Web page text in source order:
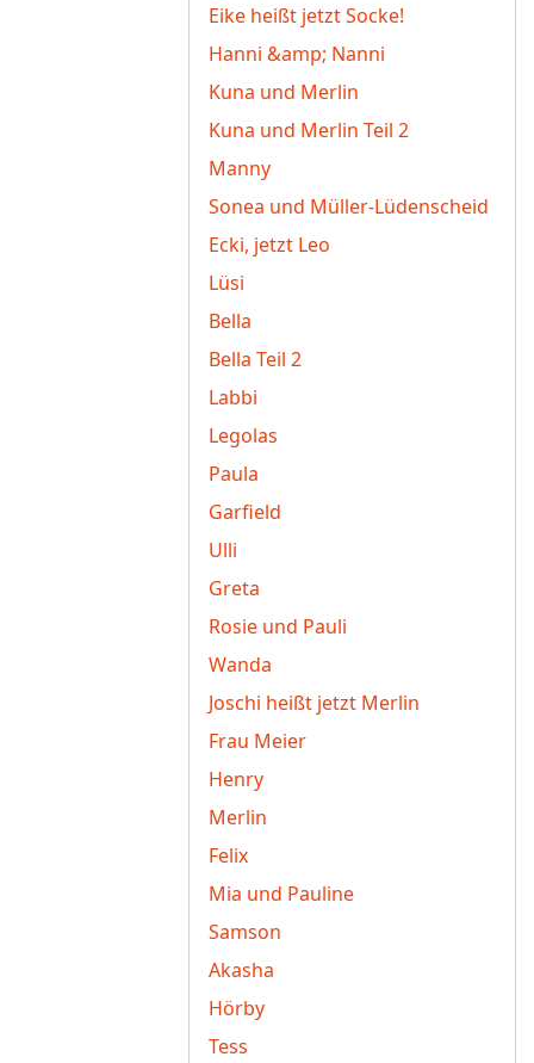
Eike heißt jetzt Socke!
Hanni &amp; Nanni
Kuna und Merlin
Kuna und Merlin Teil 2
Manny
Sonea und Müller-Lüdenscheid
Ecki, jetzt Leo
Lüsi
Bella
Bella Teil 2
Labbi
Legolas
Paula
Garfield
Ulli
Greta
Rosie und Pauli
Wanda
Joschi heißt jetzt Merlin
Frau Meier
Henry
Merlin
Felix
Mia und Pauline
Samson
Akasha
Hörby
Tess